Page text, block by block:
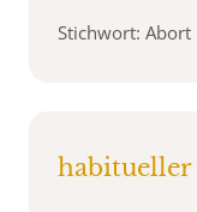
Stichwort: Abort
habitueller